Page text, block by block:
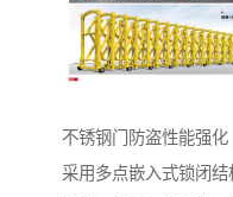
不锈钢门防盗性能强化‌
采用多点嵌入式锁闭结